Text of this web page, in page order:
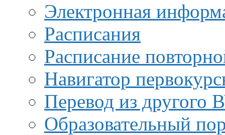
Электронная
Расписания
Расписание
Навигатор
Перевод из другого
Образовательный